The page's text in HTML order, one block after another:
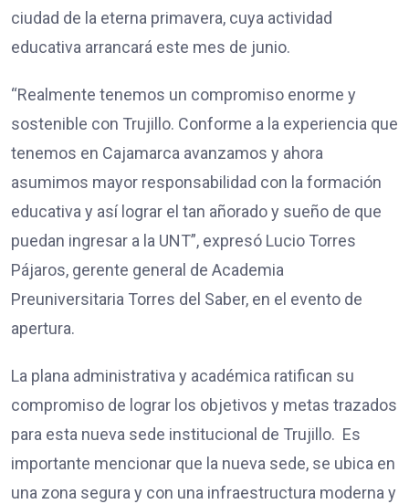
ciudad de la eterna primavera, cuya actividad
educativa arrancará este mes de junio.
“Realmente tenemos un compromiso enorme y
sostenible con Trujillo. Conforme a la experiencia que
tenemos en Cajamarca avanzamos y ahora
asumimos mayor responsabilidad con la formación
educativa y así lograr el tan añorado y sueño de que
puedan ingresar a la UNT”, expresó Lucio Torres
Pájaros, gerente general de Academia
Preuniversitaria Torres del Saber, en el evento de
apertura.
La plana administrativa y académica ratifican su
compromiso de lograr los objetivos y metas trazados
para esta nueva sede institucional de Trujillo. Es
importante mencionar que la nueva sede, se ubica en
una zona segura y con una infraestructura moderna y